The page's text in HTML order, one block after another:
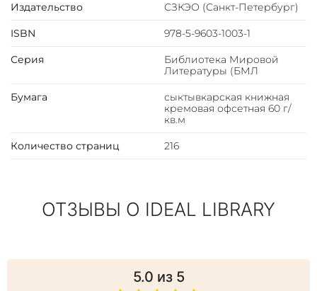
Инкрустация кожаной вставкой с полноцветной
печатью.
Издательство СЗКЭО (Санкт-Петербург)
ISBN 978-5-9603-1003-1
Серия
Библиотека Мировой
Литературы (БМЛ
Бумага
сыктывкарская книжная
кремовая офсетная 60 г/
кв.м
Количество страниц 216
ОТЗЫВЫ О IDEAL LIBRARY
5.0 из 5